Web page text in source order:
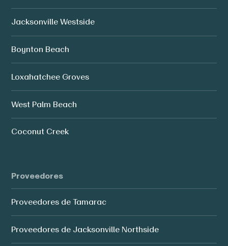
Jacksonville Westside
Boynton Beach
Loxahatchee Groves
West Palm Beach
Coconut Creek
Proveedores
Proveedores de Tamarac
Proveedores de Jacksonville Northside